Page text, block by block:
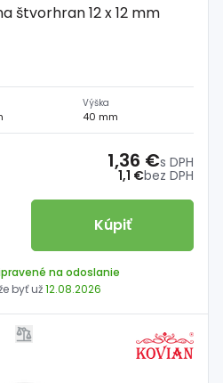
štvorhran 12 x 12 mm
Výška
40 mm
1,1 €bez DPH
1,36 €s DPH
Kúpiť
na odoslanie
byť už12.08.2026